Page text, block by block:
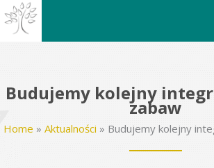
Przejdź
do
treści
Budujemy kolejny
zabaw
Home » Aktualności » Budujemy kolejny